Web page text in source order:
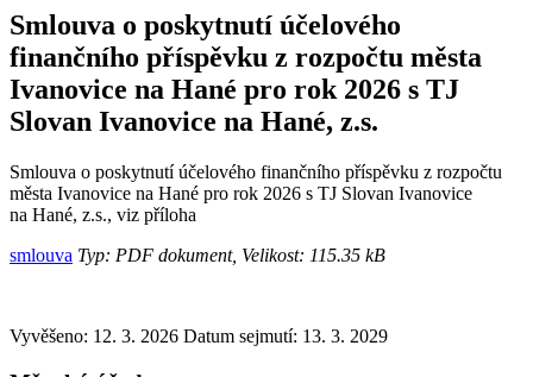
Smlouva o poskytnutí účelového
finančního příspěvku z rozpočtu města
Ivanovice na Hané pro rok 2026 s TJ
Slovan Ivanovice na Hané, z.s.
Smlouva o poskytnutí účelového finančního příspěvku z rozpočtu
města Ivanovice na Hané pro rok 2026 s TJ Slovan Ivanovice
na Hané, z.s., viz příloha
smlouva Typ: PDF dokument, Velikost: 115.35 kB
Vyvěšeno: 12. 3. 2026 Datum sejmutí: 13. 3. 2029